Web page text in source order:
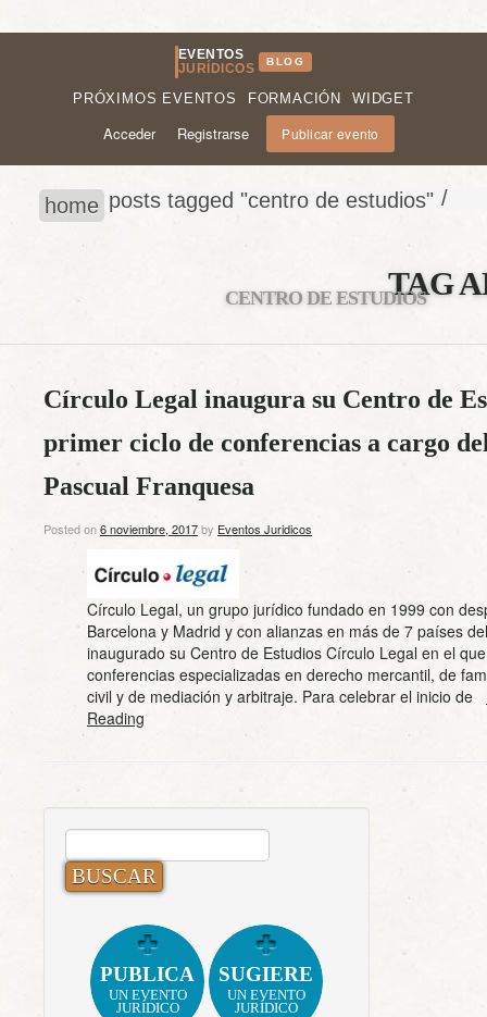
EVENTOS
JURÍDICOS
BLOG
PRÓXIMOS EVENTOS FORMACIÓN WIDGET
Acceder Registrarse Publicar evento
home /
posts tagged "centro de estudios"
TAG
CENTRO DE ESTUDIOS
Círculo Legal inaugura su Centro de
primer ciclo de conferencias a cargo
Pascual Franquesa
Posted on6 noviembre, 2017by Eventos Juridicos
Círculo Legal, un grupo jurídico fundado en 1999 con
Barcelona y Madrid y con alianzas en más de 7 países
inaugurado su Centro de Estudios Círculo Legal en el
conferencias especializadas en derecho mercantil, de
civil y de mediación y arbitraje. Para celebrar el inicio de
Reading
BUSCAR:
PUBLICA
UN EVENTO
JURÍDICO
SUGIERE
UN EVENTO
JURÍDICO